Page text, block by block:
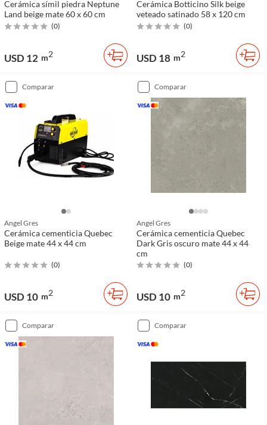
Cerámica símil piedra Neptune
Land beige mate 60 x 60 cm
(0)
USD 12 m2
Cerámica Botticino Silk beige
veteado satinado 58 x 120 cm
(0)
USD 18 m2
comparar
Angel Gres
Cerámica cementicia Quebec
Beige mate 44 x 44 cm
(0)
USD 10 m2
comparar
Angel Gres
Cerámica cementicia Quebec
Dark Gris oscuro mate 44 x 44
cm
(0)
USD 10 m2
comparar comparar